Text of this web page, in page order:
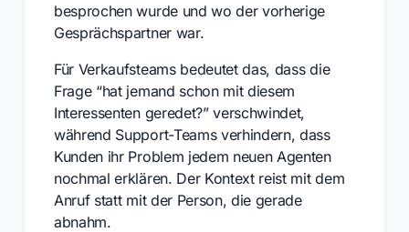
besprochen wurde und wo der vorherige
Gesprächspartner war.
Für Verkaufsteams bedeutet das, dass die
Frage “hat jemand schon mit diesem
Interessenten geredet?” verschwindet,
während Support-Teams verhindern, dass
Kunden ihr Problem jedem neuen Agenten
nochmal erklären. Der Kontext reist mit dem
Anruf statt mit der Person, die gerade
abnahm.